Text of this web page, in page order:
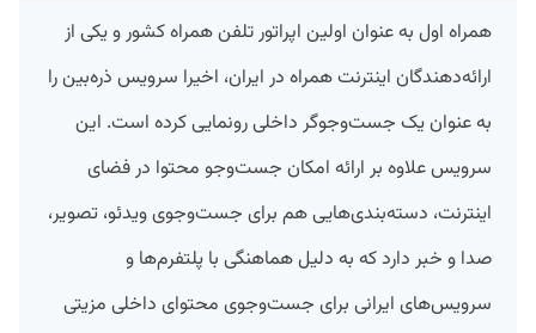
همراه اول به عنوان اولین اپراتور تلفن همراه کشور و یکی از
ارائه‌دهندگان اینترنت همراه در ایران، اخیرا سرویس ذره‌بین را
به عنوان یک جست‌وجوگر داخلی رونمایی کرده است. این
سرویس علاوه بر ارائه امکان جست‌وجو محتوا در فضای
اینترنت، دسته‌بندی‌هایی هم برای جست‌وجوی ویدئو، تصویر،
صدا و خبر دارد که به دلیل هماهنگی با پلتفرم‌ها و
سرویس‌های ایرانی برای جست‌وجوی محتوای داخلی مزیتی